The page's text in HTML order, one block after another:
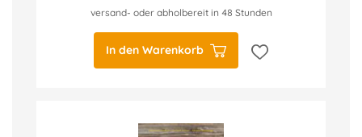
versand- oder abholbereit in 48 Stunden
In den Warenkorb